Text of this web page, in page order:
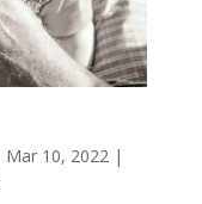
Mar 10, 2022 |